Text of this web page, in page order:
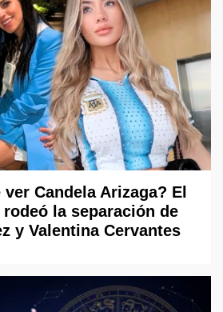
Candela Arizaga? El
la separación de
y Valentina Cervantes